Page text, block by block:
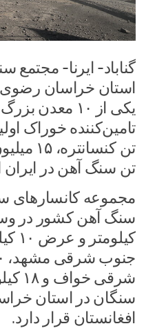
گناباد- ایرنا-
استان خراسان رضوی
یکی از ۱۰
تن
تن سنگ‌ آهن در
سنگان در استان
افغانستان قرار دارد.